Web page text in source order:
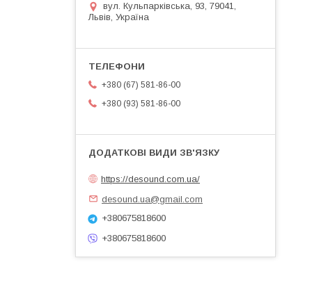
вул. Кульпарківська, 93, 79041,
Львів, Україна
+380 (67) 581-86-00
+380 (93) 581-86-00
https://desound.com.ua/
desound.ua@gmail.com
+380675818600
+380675818600